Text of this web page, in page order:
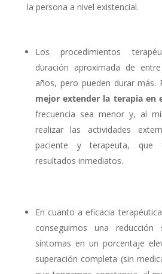
la persona a nivel existencial.
Los procedimientos
duración aproximada de
años, pero pueden durar
mejor extender la terapia en
frecuencia sea menor y, al
realizar las actividades
paciente y terapeuta, que
resultados inmediatos.
En cuanto a eficacia
conseguimos una reducción
síntomas en un porcentaje
superación completa (sin